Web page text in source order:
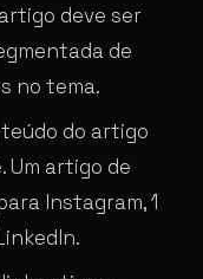
deve ser
de
no tema.
do artigo
Um artigo de
Instagram, 1